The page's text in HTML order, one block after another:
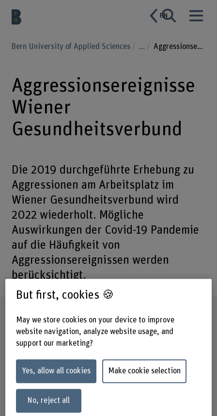
EN
Bern University of Applied Sciences ... Aggressionsereignisse Wiener Gesundheitsverbund
Aggressionsereignisse
Wiener
Gesundheitsverbund
Die 2019 durchgeführte Erhebung zu
Aggressionen am Arbeitsplatz im
Wiener Gesundheitsverbund wird
2022 wiederholt. Mögliche
Auswirkungen der Covid-19 Pandemie
auf die Häufigkeit von
Aggressionsereignissen werden
berücksichtigt.
Schools involved
Institute(s)
Nursing
Research unit(s)
Innovation in the Field of Quality in the Health Sector
But first, cookies 🍪
May we store cookies on your device to improve
website navigation, analyze website usage, and
support our marketing?
Yes, allow all cookies Make cookie selection
No, reject all